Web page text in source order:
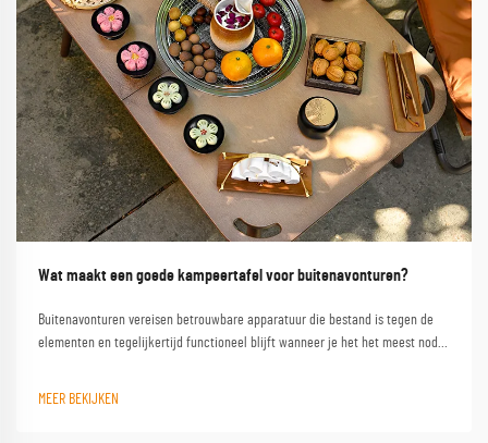
Wat maakt een goede kampeertafel voor buitenavonturen?
Buitenavonturen vereisen betrouwbare apparatuur die bestand is tegen de
elementen en tegelijkertijd functioneel blijft wanneer je het het meest nodig
MEER BEKIJKEN